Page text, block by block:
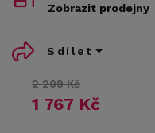
2 209 Kč
1 767 Kč
Zobrazit prodejny
Sdílet